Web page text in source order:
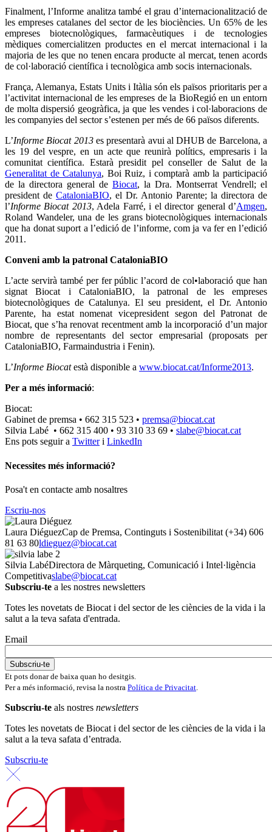
Finalment, l’Informe analitza també el grau d’internacionalització de
les empreses catalanes del sector de les biociències. Un 65% de les
empreses biotecnològiques, farmacèutiques i de tecnologies
mèdiques comercialitzen productes en el mercat internacional i la
majoria de les que no tenen encara producte al mercat, tenen acords
de col·laboració científica i tecnològica amb socis internacionals.
França, Alemanya, Estats Units i Itàlia són els països prioritaris per a
l’activitat internacional de les empreses de la BioRegió en un entorn
de molta dispersió geogràfica, ja que les vendes i col·laboracions de
les companyies del sector s’estenen per més de 66 països diferents.
L’Informe Biocat 2013es presentarà avui al DHUB de Barcelona, a
les 19 del vespre, en un acte que reunirà polítics, empresaris i la
comunitat científica. Estarà presidit pel conseller de Salut de la
Generalitat de Catalunya, Boi Ruiz, i comptarà amb la participació
de la directora general de Biocat, la Dra. Montserrat Vendrell; el
president de CataloniaBIO, el Dr. Antonio Parente; la directora de
l’Informe Biocat 2013, Adela Farré, i el director general d’Amgen,
Roland Wandeler, una de les grans biotecnològiques internacionals
que ha donat suport a l’edició de l’informe, com ja va fer en l’edició
2011.
Conveni amb la patronal CataloniaBIO
L’acte servirà també per fer públic l’acord de col•laboració que han
signat Biocat i CataloniaBIO, la patronal de les empreses
biotecnològiques de Catalunya. El seu president, el Dr. Antonio
Parente, ha estat nomenat vicepresident segon del Patronat de
Biocat, que s’ha renovat recentment amb la incorporació d’un major
nombre de representants del sector empresarial (proposats per
CataloniaBIO, Farmaindustria i Fenin).
L’Informe Biocatestà disponible a www.biocat.cat/Informe2013.
Per a més informació:
Biocat:
Gabinet de premsa • 662 315 523 • premsa@biocat.cat
Silvia Labé • 662 315 400 • 93 310 33 69 • slabe@biocat.cat
Ens pots seguir a Twitteri LinkedIn
Necessites més informació?
Posa't en contacte amb nosaltres
Escriu-nos
Laura DiéguezCap de Premsa, Continguts i Sostenibilitat (+34) 606
81 63 80ldieguez@biocat.cat
Silvia LabéDirectora de Màrqueting, Comunicació i Intel·ligència
Competitivaslabe@biocat.cat
Subscriu-te a les nostres newsletters
Totes les novetats de Biocat i del sector de les ciències de la vida i la
salut a la teva safata d'entrada.
Email
Et pots donar de baixa quan ho desitgis.
Per a més informació, revisa la nostra Política de Privacitat
Subscriu-te als nostres newsletters
Totes les novetats de Biocat i del sector de les ciències de la vida i la
salut a la teva safata d’entrada.
Subscriu-te